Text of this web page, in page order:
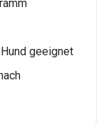
geeignet